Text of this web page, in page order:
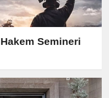
Semineri